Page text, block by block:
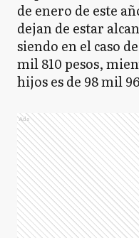
de enero de este
dejan de estar
siendo en el caso
mil 810 pesos,
hijos es de 98 mil
Ads